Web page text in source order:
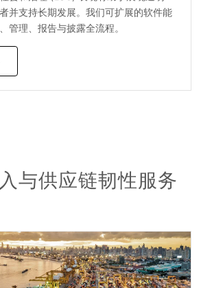
并支持长期发展。我们可扩展的软件能
管理、报告与披露全流程。
与供应链韧性服务